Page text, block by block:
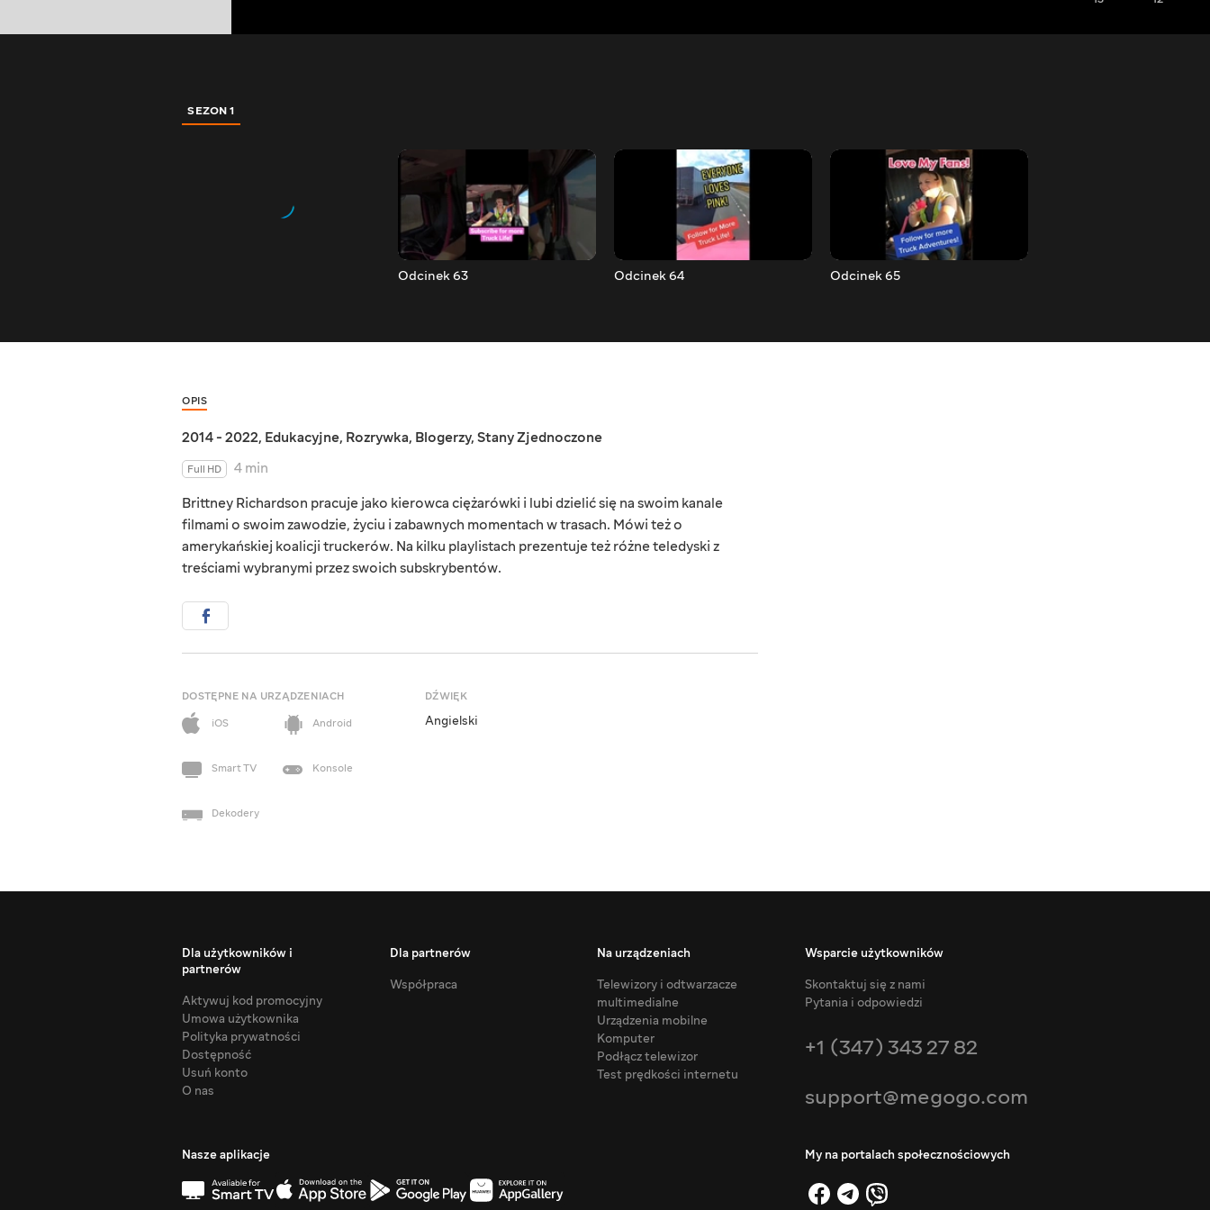
SEZON 1
Odcinek 63 Odcinek 64 Odcinek 65
OPIS
2014 - 2022, Edukacyjne, Rozrywka, Blogerzy, Stany Zjednoczone
Full HD
4 min
Brittney Richardson pracuje jako kierowca ciężarówki i lubi dzielić się na swoim kanale
filmami o swoim zawodzie, życiu i zabawnych momentach w trasach. Mówi też o
amerykańskiej koalicji truckerów. Na kilku playlistach prezentuje też różne teledyski z
treściami wybranymi przez swoich subskrybentów.
DOSTĘPNE NA URZĄDZENIACH
iOS
Android
Smart TV Konsole
Dekodery
DŹWIĘK
Angielski
Dla użytkowników i
partnerów
Aktywuj kod promocyjny
Umowa użytkownika
Polityka prywatności
Dostępność
Usuń konto
O nas
Dla partnerów
Współpraca
Na urządzeniach
Telewizory i odtwarzacze
multimedialne
Urządzenia mobilne
Komputer
Podłącz telewizor
Test prędkości internetu
Wsparcie użytkowników
Skontaktuj się z nami
Pytania i odpowiedzi
+1 (347) 343 27 82
support@megogo.com
Nasze aplikacje My na portalach społecznościowych